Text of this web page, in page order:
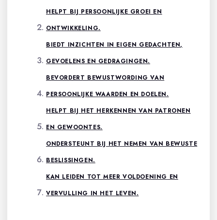
HELPT BIJ PERSOONLIJKE GROEI EN
ONTWIKKELING.
BIEDT INZICHTEN IN EIGEN GEDACHTEN,
GEVOELENS EN GEDRAGINGEN.
BEVORDERT BEWUSTWORDING VAN
PERSOONLIJKE WAARDEN EN DOELEN.
HELPT BIJ HET HERKENNEN VAN PATRONEN
EN GEWOONTES.
ONDERSTEUNT BIJ HET NEMEN VAN BEWUSTE
BESLISSINGEN.
KAN LEIDEN TOT MEER VOLDOENING EN
VERVULLING IN HET LEVEN.